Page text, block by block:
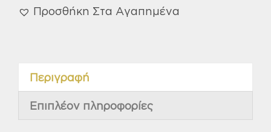
Striver
μαύρο
P726458
Προσθήκη Στα Αγαπημένα
Περιγραφή
Επιπλέον πληροφορίες